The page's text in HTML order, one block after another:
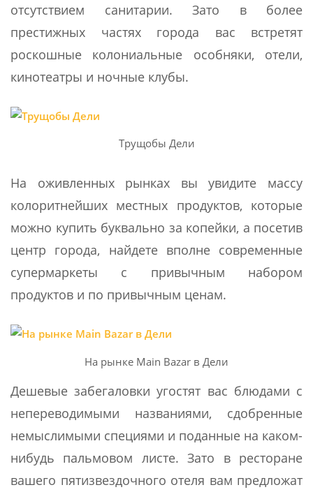
отсутствием санитарии. Зато в более
престижных частях города вас встретят
роскошные колониальные особняки, отели,
кинотеатры и ночные клубы.
Трущобы Дели
На оживленных рынках вы увидите массу
колоритнейших местных продуктов, которые
можно купить буквально за копейки, а посетив
центр города, найдете вполне современные
супермаркеты с привычным набором
продуктов и по привычным ценам.
На рынке Main Bazar в Дели
Дешевые забегаловки угостят вас блюдами с
непереводимыми названиями, сдобренные
немыслимыми специями и поданные на каком-
нибудь пальмовом листе. Зато в ресторане
вашего пятизвездочного отеля вам предложат